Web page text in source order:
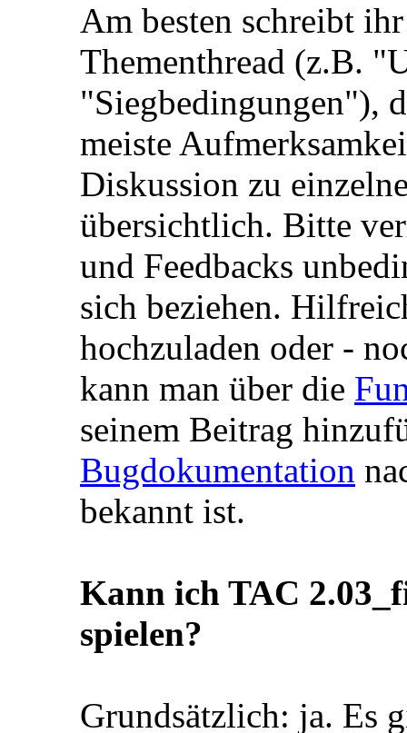
Am besten schreibt
Thementhread (z.B.
"Siegbedingungen"),
meiste
Diskussion zu
übersichtlich. Bitte
und Feedbacks
sich beziehen.
hochzuladen oder -
kann man über die
seinem Beitrag
Bugdokumentation
bekannt ist.
Kann ich TAC
spielen?
Grundsätzlich: ja. Es